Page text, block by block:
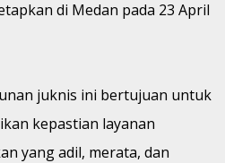
di Medan pada 23 April
juknis ini bertujuan untuk
kepastian layanan
yang adil, merata, dan